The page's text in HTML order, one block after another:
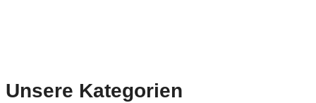
Unsere Kategorien